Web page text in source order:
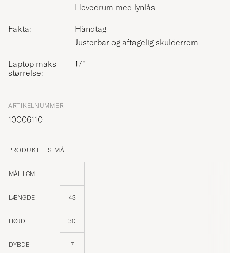
Hovedrum med lynlås
Fakta:
Håndtag
Justerbar og aftagelig skulderrem
Laptop maks
størrelse:
17”
ARTIKELNUMMER
10006110
PRODUKTETS MÅL
MÅL I CM
LÆNGDE 43
HØJDE 30
DYBDE 7